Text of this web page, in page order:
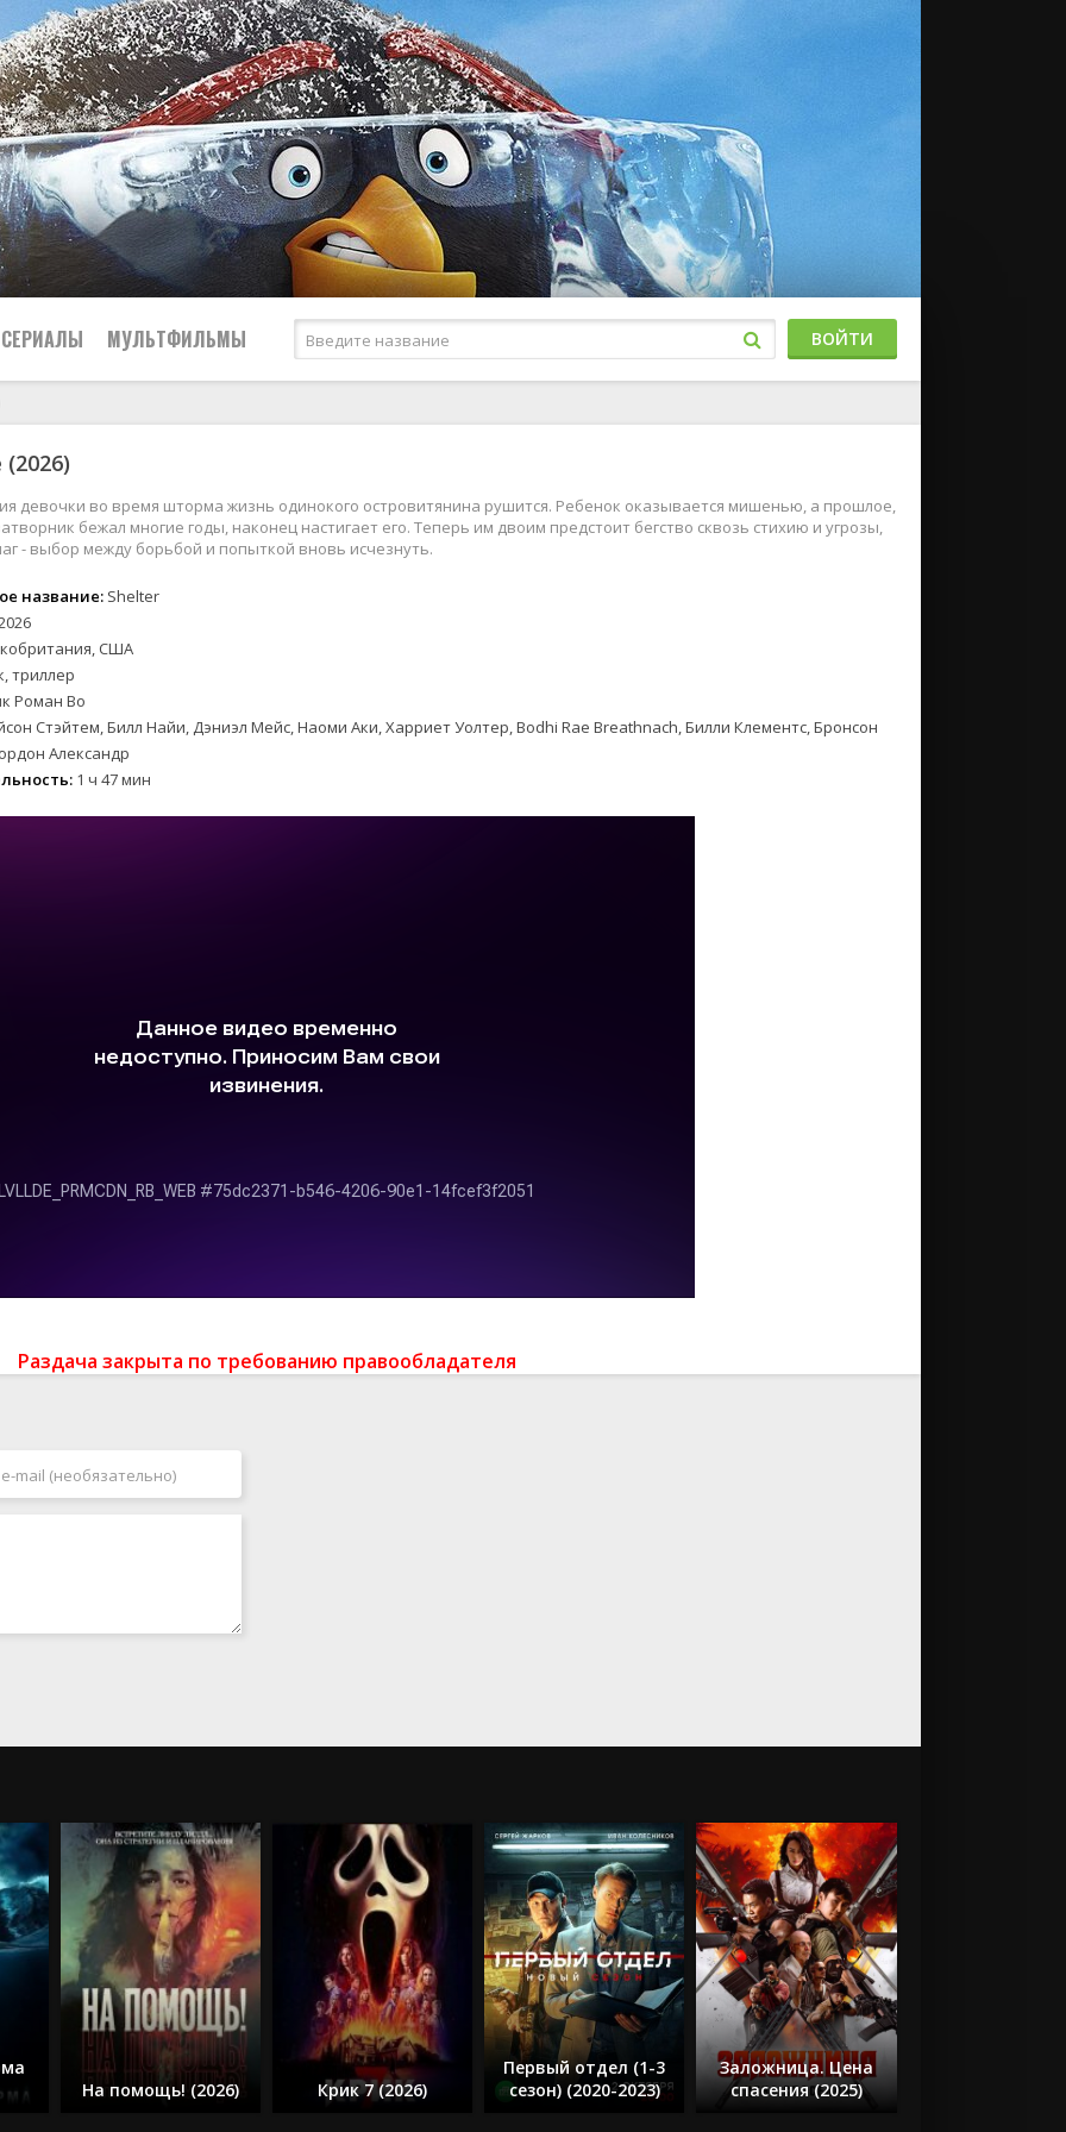
Боевики
Вестерны
Документальные
Комедии
Приключения
Семейные
Новинки кино
СЕРИАЛЫ
2026
2025
2024
2022
2021
2020
СССР
Зарубежные
МУЛЬТФИЛЬМЫ
2025
2024
2022
2020
ВОЙТИ
девочки во время шторма жизнь одинокого островитянина рушится. Ребенок оказывается мишенью, а прошлое,
бежал многие годы, наконец настигает его. Теперь им двоим предстоит бегство сквозь стихию и угрозы,
- выбор между борьбой и попыткой вновь исчезнуть.
название: Shelter
США
триллер
Роман Во
Стэйтем, Билл Найи, Дэниэл Мейс, Наоми Аки, Харриет Уолтер, Bodhi Rae Breathnach, Билли Клементс, Бронсон
Александр
1 ч 47 мин
Раздача закрыта по требованию правообладателя
На помощь! (2026) Крик 7 (2026)
Первый отдел (1-3
сезон) (2020-2023)
Заложница. Цена
спасения (2025)